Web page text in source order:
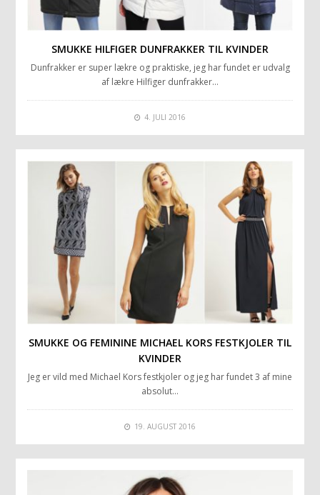
SMUKKE HILFIGER DUNFRAKKER TIL KVINDER
Dunfrakker er super lækre og praktiske, jeg har fundet er udvalg
af lækre Hilfiger dunfrakker…
4. JULI 2016
SMUKKE OG FEMININE MICHAEL KORS FESTKJOLER TIL
KVINDER
Jeg er vild med Michael Kors festkjoler og jeg har fundet 3 af mine
absolut…
19. AUGUST 2016